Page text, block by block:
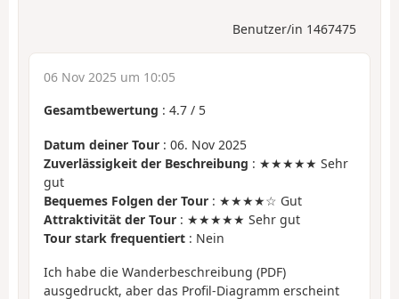
Benutzer/in 1467475
06 Nov 2025 um 10:05
Gesamtbewertung : 4.7 / 5
Datum deiner Tour : 06. Nov 2025
Zuverlässigkeit der Beschreibung : ★★★★★ Sehr
gut
Bequemes Folgen der Tour : ★★★★☆ Gut
Attraktivität der Tour : ★★★★★ Sehr gut
Tour stark frequentiert : Nein
Ich habe die Wanderbeschreibung (PDF)
ausgedruckt, aber das Profil-Diagramm erscheint